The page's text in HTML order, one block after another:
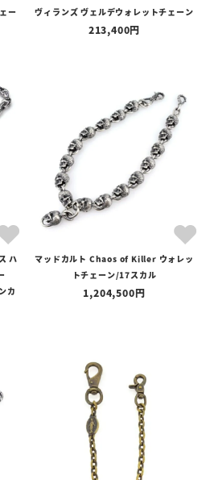
ー
ヴィランズ ヴェルデウォレットチェーン
213,400
ハ
カ
マッドカルト Chaos of Killer ウォレッ
トチェーン/17スカル
1,204,500